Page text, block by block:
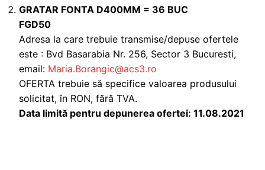
GRATAR FONTA D400MM = 36 BUC
FGD50
Adresa la care trebuie transmise/depuse ofertele
este : Bvd Basarabia Nr. 256, Sector 3 Bucuresti,
email: Maria.Borangic@acs3.ro
OFERTA trebuie să specifice valoarea produsului
solicitat, în RON, fără TVA.
Data limită pentru depunerea ofertei: 11.08.2021